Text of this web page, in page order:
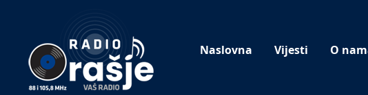
website!
Naslovna Vijesti O